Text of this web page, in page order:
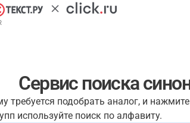
Сервис поиска
требуется подобрать аналог, и
используйте поиск по алфавиту.